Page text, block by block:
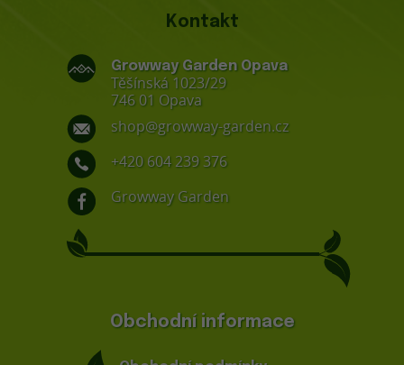
Kontakt
Growway Garden Opava
Těšínská 1023/29
746 01 Opava
shop@growway-garden.cz
+420 604 239 376
Growway Garden
Obchodní informace